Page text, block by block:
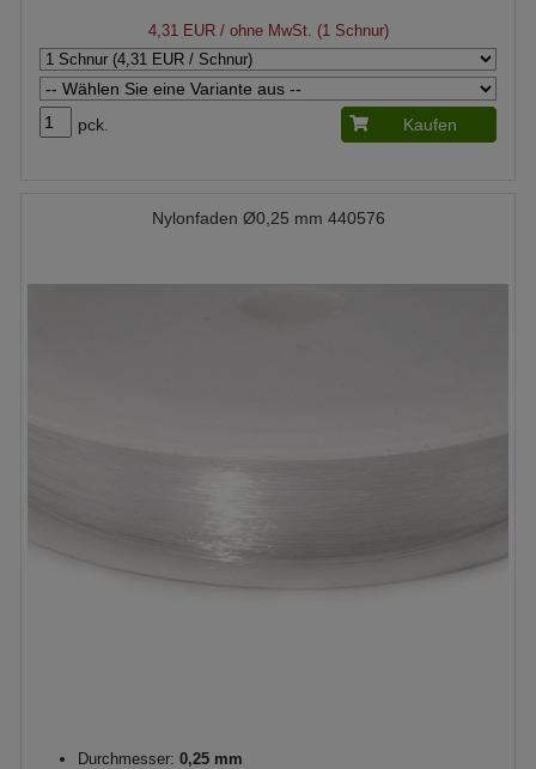
4,31 EUR/ ohne MwSt. (1 Schnur)
pck. Kaufen
Nylonfaden Ø0,25 mm 440576
Durchmesser: 0,25 mm